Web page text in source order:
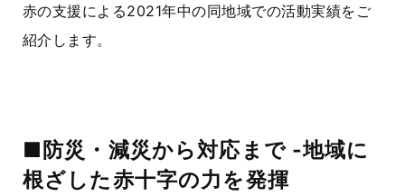
赤の支援による2021年中の同地域での活動実績をご
紹介します。
■防災・減災から対応まで -地域に
根ざした赤十字の力を発揮